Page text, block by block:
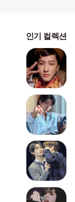
인기 컬렉션